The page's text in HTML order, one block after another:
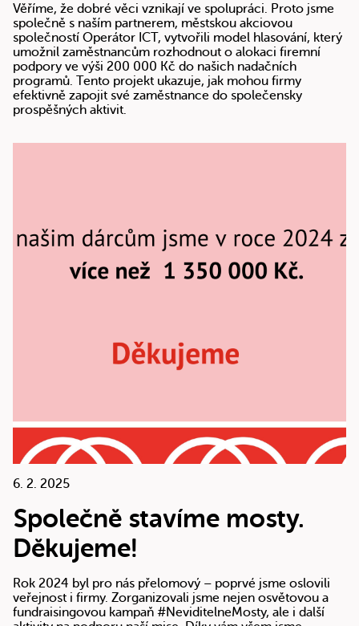
Věříme, že dobré věci vznikají ve spolupráci. Proto jsme
společně s naším partnerem, městskou akciovou
společností Operátor ICT, vytvořili model hlasování, který
umožnil zaměstnancům rozhodnout o alokaci firemní
podpory ve výši 200 000 Kč do našich nadačních
programů. Tento projekt ukazuje, jak mohou firmy
efektivně zapojit své zaměstnance do společensky
prospěšných aktivit.
6. 2. 2025
Společně stavíme mosty.
Děkujeme!
Rok 2024 byl pro nás přelomový – poprvé jsme oslovili
veřejnost i firmy. Zorganizovali jsme nejen osvětovou a
fundraisingovou kampaň #NeviditelneMosty, ale i další